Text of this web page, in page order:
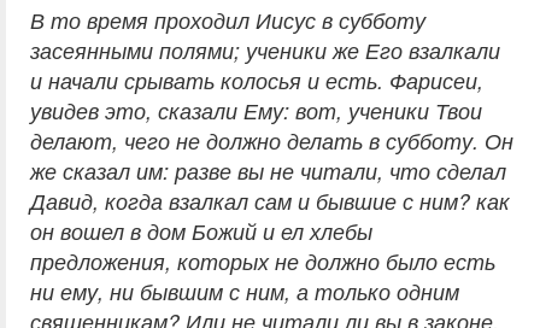
В то время проходил Иисус в субботу
засеянными полями; ученики же Его взалкали
и начали срывать колосья и есть. Фарисеи,
увидев это, сказали Ему: вот, ученики Твои
делают, чего не должно делать в субботу. Он
же сказал им: разве вы не читали, что сделал
Давид, когда взалкал сам и бывшие с ним? как
он вошел в дом Божий и ел хлебы
предложения, которых не должно было есть
ни ему, ни бывшим с ним, а только одним
священникам? Или не читали ли вы в законе,